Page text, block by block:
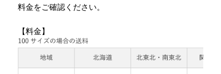
料金をご確認ください。
【料金】